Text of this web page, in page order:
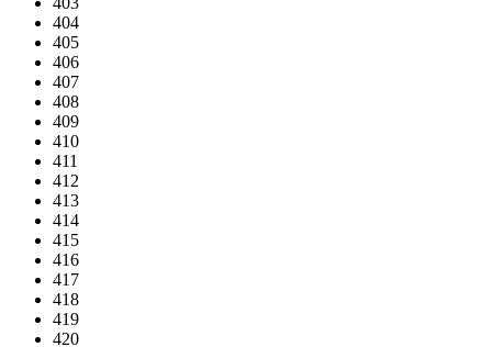
404
405
406
407
408
409
410
411
412
413
414
415
416
417
418
419
420